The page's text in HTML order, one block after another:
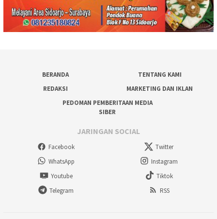
BERANDA
TENTANG KAMI
REDAKSI
MARKETING DAN IKLAN
PEDOMAN PEMBERITAAN MEDIA
SIBER
JARINGAN SOCIAL
Facebook
Twitter
WhatsApp
Instagram
Youtube
Tiktok
Telegram
RSS